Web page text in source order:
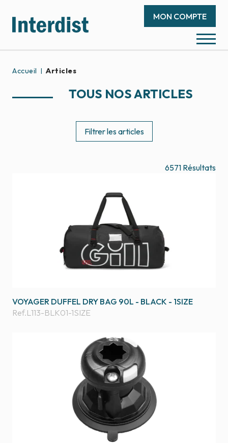
MON COMPTE
Accueil Articles
TOUS NOS ARTICLES
Filtrer les articles
6571 Résultats
VOYAGER DUFFEL DRY BAG 90L - BLACK - 1SIZE
Ref.L113-BLK01-1SIZE